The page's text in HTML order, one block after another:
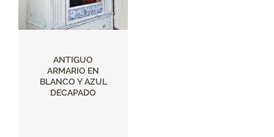
ANTIGUO
ARMARIO EN
BLANCO Y AZUL
DECAPADO